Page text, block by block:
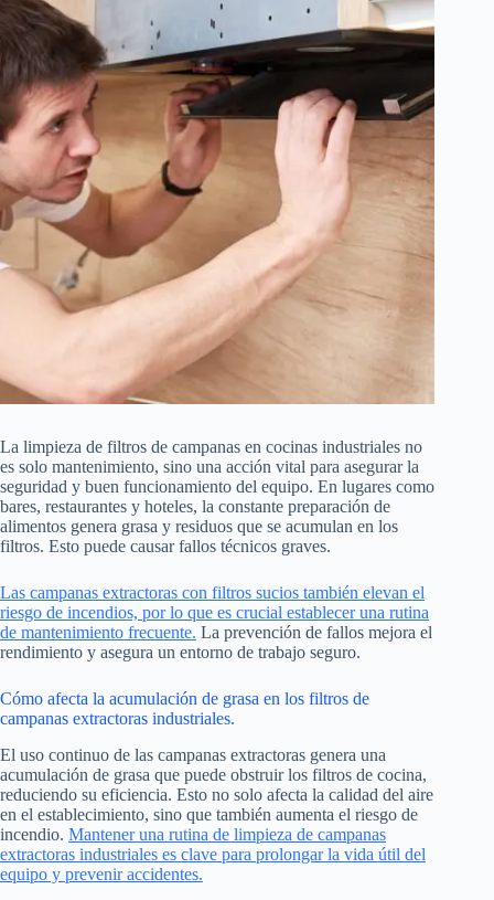
La limpieza de filtros de campanas en cocinas industriales no
es solo mantenimiento, sino una acción vital para asegurar la
seguridad y buen funcionamiento del equipo. En lugares como
bares, restaurantes y hoteles, la constante preparación de
alimentos genera grasa y residuos que se acumulan en los
filtros. Esto puede causar fallos técnicos graves.
Las campanas extractoras con filtros sucios también elevan el
riesgo de incendios, por lo que es crucial establecer una rutina
de mantenimiento frecuente. La prevención de fallos mejora el
rendimiento y asegura un entorno de trabajo seguro.
Cómo afecta la acumulación de grasa en los filtros de
campanas extractoras industriales.
El uso continuo de las campanas extractoras genera una
acumulación de grasa que puede obstruir los filtros de cocina,
reduciendo su eficiencia. Esto no solo afecta la calidad del aire
en el establecimiento, sino que también aumenta el riesgo de
incendio. Mantener una rutina de limpieza de campanas
extractoras industriales es clave para prolongar la vida útil del
equipo y prevenir accidentes.